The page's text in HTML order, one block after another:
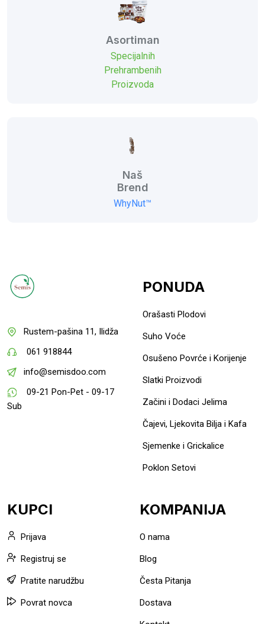
Asortiman
Specijalnih
Prehrambenih
Proizvoda
Naš
Brend
WhyNut™
Rustem-pašina 11, Ilidža
061 918844
info@semisdoo.com
09-21 Pon-Pet - 09-17
Sub
PONUDA
Orašasti Plodovi
Suho Voće
Osušeno Povrće i Korijenje
Slatki Proizvodi
Začini i Dodaci Jelima
Čajevi, Ljekovita Bilja i Kafa
Sjemenke i Grickalice
Poklon Setovi
KUPCI
Prijava
Registruj se
Pratite narudžbu
Povrat novca
KOMPANIJA
O nama
Blog
Česta Pitanja
Dostava